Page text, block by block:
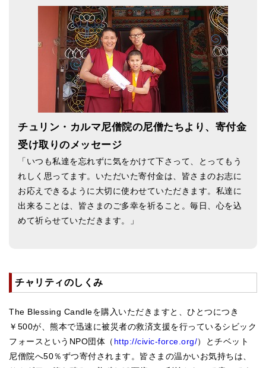
チベット・真マントラ香
お香定期購入（ラクとくサブスク）
チベット高僧のオラクルカード
ベル＆ドルジェ
シンギングボウル入門本・CD
アウトレット
オリジナルグッズ
神々とつながるジュエリー
ヒーリング・マンダラポスター
ロゴステッカー・ポストカード各種
ギフトラッピング
シンギングボウル講座
● 初級講座
●倍音呼吸法レッスン
チュリン・カルマ尼僧院の尼僧たちより、寄付金
受け取りのメッセージ
「いつも私達を忘れずに気をかけて下さって、とってもう
れしく思ってます。いただいた寄付金は、皆さまのお志に
お応えできるように大切に使わせていただきます。私達に
出来ることは、皆さまのご多幸を祈ること。毎日、心を込
めて祈らせていただきます。」
チャリティのしくみ
The Blessing Candleを購入いただきますと、ひとつにつき
￥500が、熊本で迅速に被災者の救済支援を行っているシビック
フォースというNPO団体（ http://civic-force.org/）とチベット
尼僧院へ50％ずつ寄付されます。皆さまの温かいお気持ちは、